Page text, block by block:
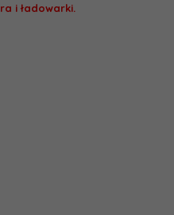
i ładowarki.